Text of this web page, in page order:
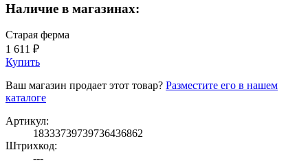
Наличие в магазинах:
Старая ферма
1 611 ₽
Купить
Ваш магазин продает этот товар? Разместите его в нашем
каталоге
Артикул:
18333739739736436862
Штрихкод:
---